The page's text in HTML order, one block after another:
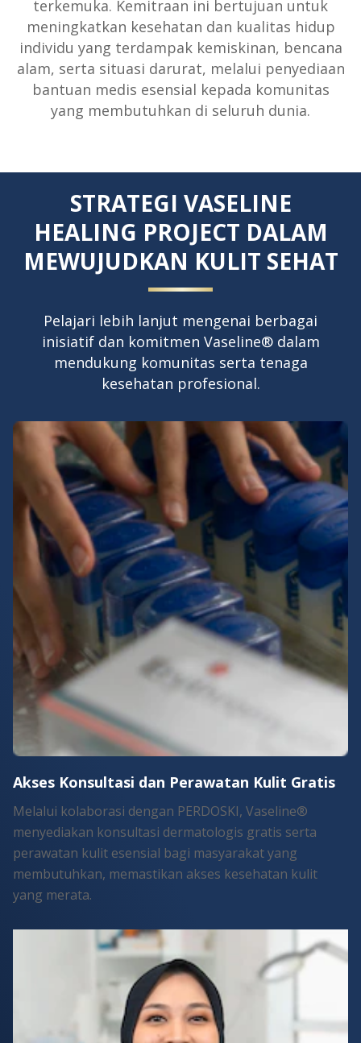
terkemuka. Kemitraan ini bertujuan untuk
meningkatkan kesehatan dan kualitas hidup
individu yang terdampak kemiskinan, bencana
alam, serta situasi darurat, melalui penyediaan
bantuan medis esensial kepada komunitas
yang membutuhkan di seluruh dunia.
STRATEGI VASELINE
HEALING PROJECT DALAM
MEWUJUDKAN KULIT SEHAT
Pelajari lebih lanjut mengenai berbagai
inisiatif dan komitmen Vaseline® dalam
mendukung komunitas serta tenaga
kesehatan profesional.
Melalui kolaborasi dengan PERDOSKI, Vaseline®
menyediakan konsultasi dermatologis gratis serta
perawatan kulit esensial bagi masyarakat yang
membutuhkan, memastikan akses kesehatan kulit
yang merata.
Akses Konsultasi dan Perawatan Kulit Gratis